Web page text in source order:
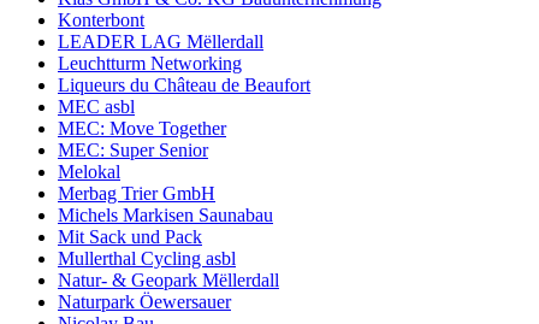
Konterbont
LEADER LAG Mëllerdall
Leuchtturm Networking
Liqueurs du Château de Beaufort
MEC asbl
MEC: Move Together
MEC: Super Senior
Melokal
Merbag Trier GmbH
Michels Markisen Saunabau
Mit Sack und Pack
Mullerthal Cycling asbl
Natur- & Geopark Mëllerdall
Naturpark Öewersauer